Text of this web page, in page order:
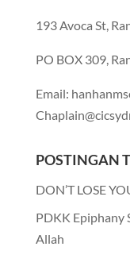
193 Avoca St,
PO BOX 309,
Email:
POSTINGAN
DON’T LOSE
PDKK Epiphany
Allah